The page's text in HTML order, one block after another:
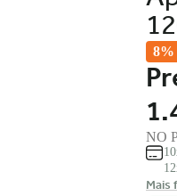
8%
NO
Mais